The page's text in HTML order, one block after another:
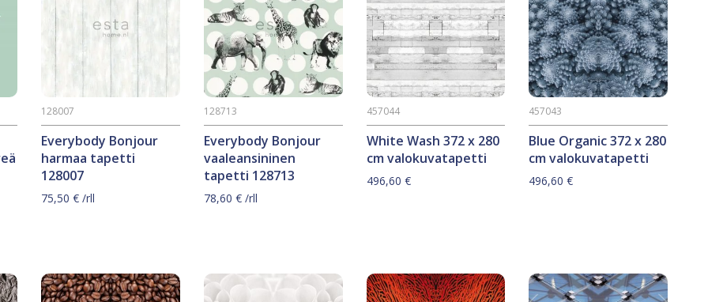
Everybody Bonjour
harmaa tapetti
128007
128007
75,50€ /rll
Everybody Bonjour
vaaleansininen
tapetti 128713
128713
78,60 €/rll
White Wash 372 x 280
cm valokuvatapetti
457044
496,60 €
Blue Organic 372 x 280
cm valokuvatapetti
457043
496,60€